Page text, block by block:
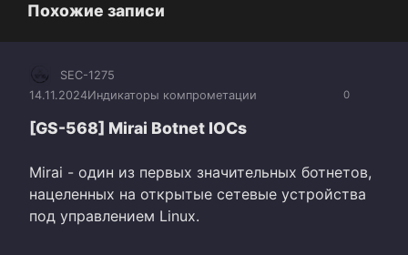
Похожие записи
0
SEC-1275
14.11.2024Индикаторы компрометации
[GS-568] Mirai Botnet IOCs
Mirai - один из первых значительных ботнетов,
нацеленных на открытые сетевые устройства
под управлением Linux.